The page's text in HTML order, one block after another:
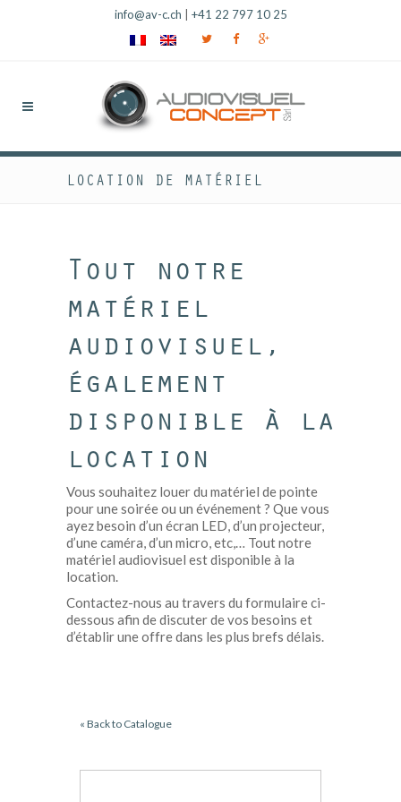
info@av-c.ch +41 22 797 10 25
LOCATION DE MATÉRIEL
Tout notre
matériel
audiovisuel,
également
disponible à la
location
Vous souhaitez louer du matériel de pointe
pour une soirée ou un événement ? Que vous
ayez besoin d’un écran LED, d’un projecteur,
d’une caméra, d’un micro, etc,… Tout notre
matériel audiovisuel est disponible à la
location.
Contactez-nous au travers du formulaire ci-
dessous afin de discuter de vos besoins et
d’établir une offre dans les plus brefs délais.
« Back to Catalogue